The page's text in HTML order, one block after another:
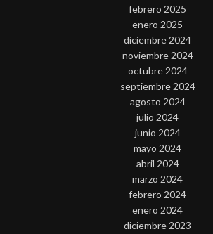
febrero 2025
enero 2025
diciembre 2024
noviembre 2024
octubre 2024
septiembre 2024
agosto 2024
julio 2024
junio 2024
mayo 2024
abril 2024
marzo 2024
febrero 2024
enero 2024
diciembre 2023